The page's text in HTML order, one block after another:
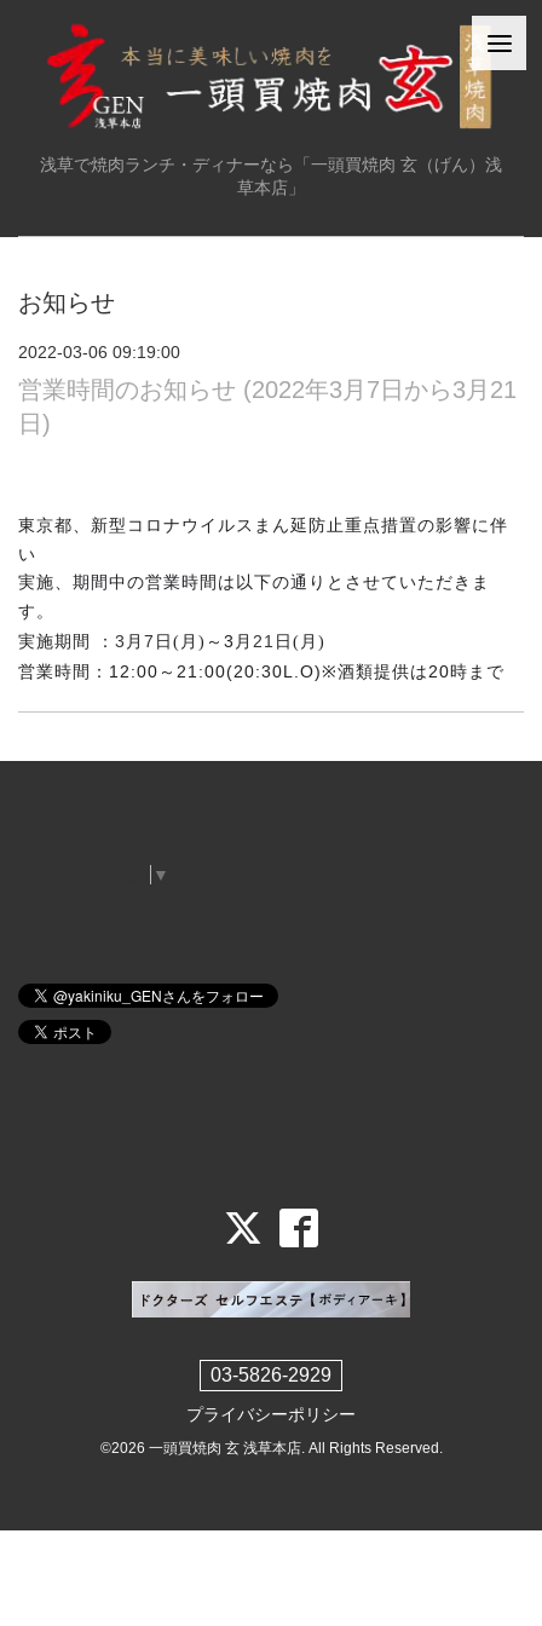
浅草で焼肉ランチ・ディナーなら「一頭買焼肉 玄（げん）浅
草本店」
お知らせ
2022-03-06 09:19:00
営業時間のお知らせ (2022年3月7日から3月21
日)
東京都、新型コロナウイルスまん延防止重点措置の影響に伴
い
実施、期間中の営業時間は 以下の通りとさせていただきま
す。
実施期間 ： 3 月 7 日(月)～ 3 月 21 日(月)
営業時間：12:00 ～ 21:00(20:30L.O)※酒類提供は20時まで
▼
03-5826-2929
プライバシーポリシー
©2026 一頭買焼肉 玄 浅草本店. All Rights Reserved.